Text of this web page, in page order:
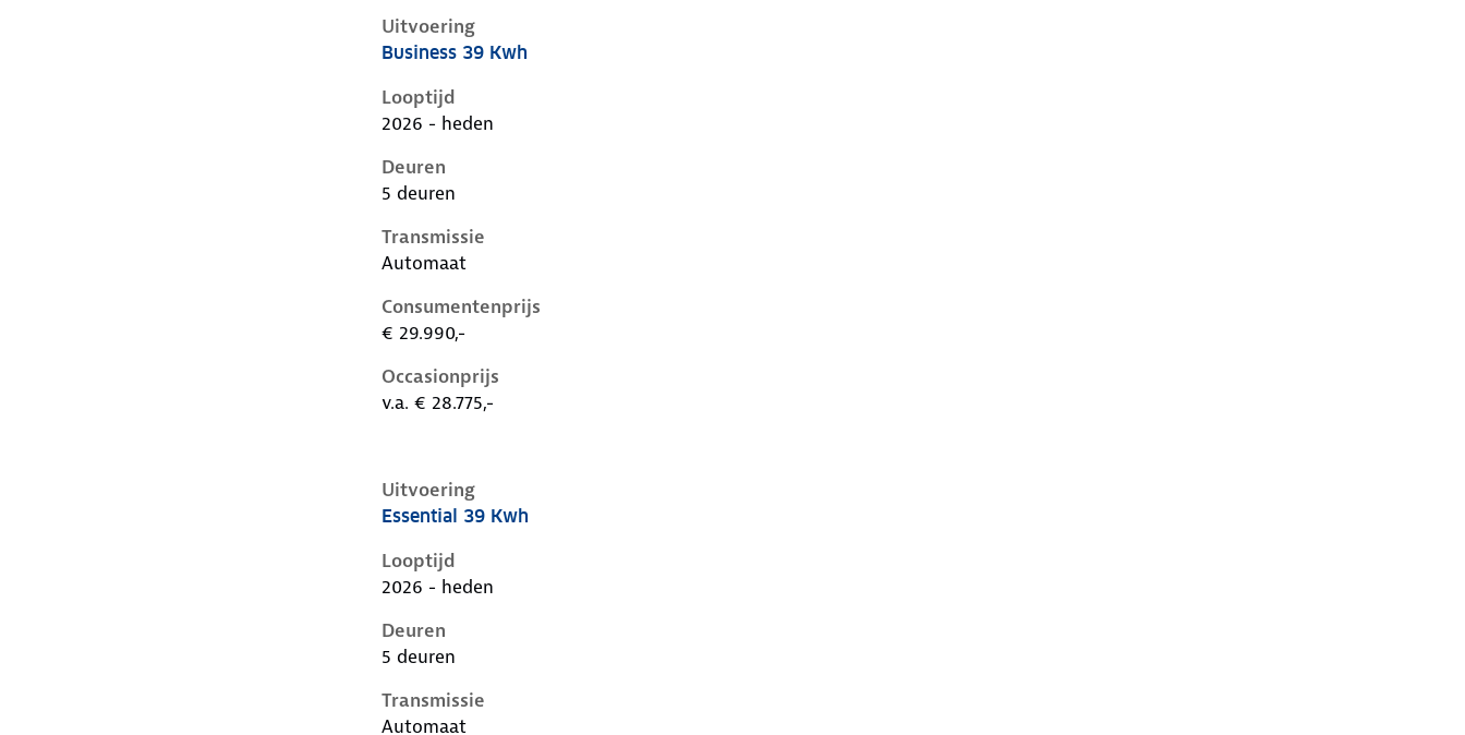
Uitvoering
Cupra Raval i, 39 kwh, 99 kW, Elektrisch, 5 deuren
Business 39 Kwh
Looptijd
2026 - heden
Deuren
5 deuren
Transmissie
Automaat
Consumentenprijs
€ 29.990,-
Occasionprijs
v.a. € 28.775,-
Uitvoering
Cupra Raval i, 39 kwh, 99 kW, Elektrisch, 5 deuren
Essential 39 Kwh
Looptijd
2026 - heden
Deuren
5 deuren
Transmissie
Automaat